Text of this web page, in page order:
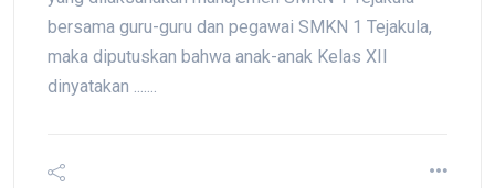
bersama guru-guru dan pegawai SMKN 1 Tejakula,
maka diputuskan bahwa anak-anak Kelas XII
dinyatakan .......